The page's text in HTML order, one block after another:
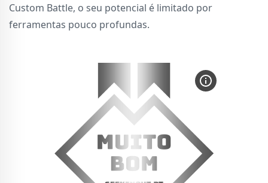
Custom Battle, o seu potencial é limitado por
ferramentas pouco profundas.